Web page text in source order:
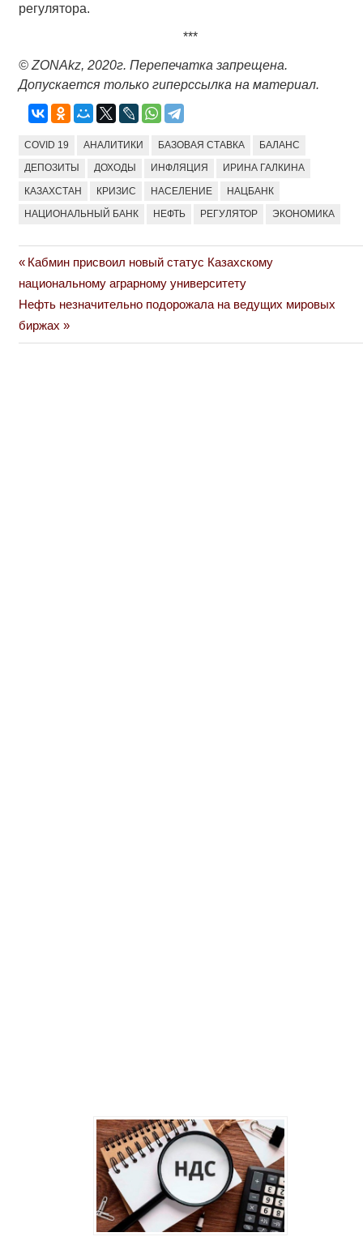
регулятора.
***
© ZONAkz, 2020г. Перепечатка запрещена.
Допускается только гиперссылка на материал.
COVID 19 АНАЛИТИКИ БАЗОВАЯ СТАВКА БАЛАНС
ДЕПОЗИТЫ ДОХОДЫ ИНФЛЯЦИЯ ИРИНА ГАЛКИНА
КАЗАХСТАН КРИЗИС НАСЕЛЕНИЕ НАЦБАНК
НАЦИОНАЛЬНЫЙ БАНК НЕФТЬ РЕГУЛЯТОР ЭКОНОМИКА
Навигация
по
записям
Previous
Post:
Кабмин присвоил новый статус Казахскому
национальному аграрному университету
Next
Post:
Нефть незначительно подорожала на ведущих мировых
биржах